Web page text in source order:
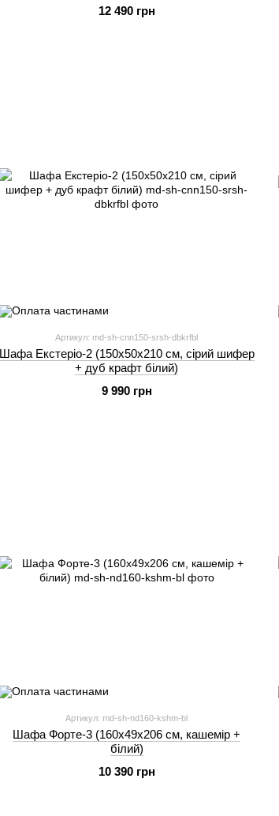
12 490 грн
Артикул: md-sh-cnn150-srsh-dbkrfbl
Шафа Екстеріо-2 (150х50х210 см, сірий шифер
+ дуб крафт білий)
9 990 грн
Артикул: md-sh-nd160-kshm-bl
Шафа Форте-3 (160х49х206 см, кашемір +
білий)
10 390 грн